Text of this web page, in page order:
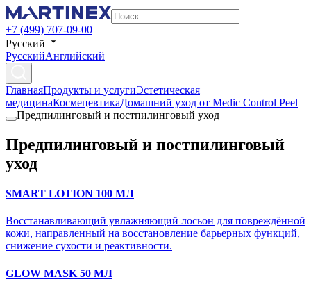
+7 (499) 707-09-00
Русский
РусскийАнглийский
ГлавнаяПродукты и услугиЭстетическая
медицинаКосмецевтикаДомашний уход от Medic Control Peel
Предпилинговый и постпилинговый уход
Предпилинговый и постпилинговый
уход
SMART LOTION 100 МЛ
Восстанавливающий увлажняющий лосьон для повреждённой
кожи, направленный на восстановление барьерных функций,
снижение сухости и реактивности.
GLOW MASK 50 МЛ